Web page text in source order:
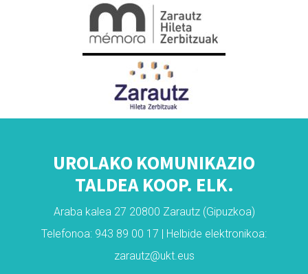
UROLAKO KOMUNIKAZIO
TALDEA KOOP. ELK.
Araba kalea 27 20800 Zarautz (Gipuzkoa)
Telefonoa: 943 89 00 17 | Helbide elektronikoa:
zarautz@ukt.eus